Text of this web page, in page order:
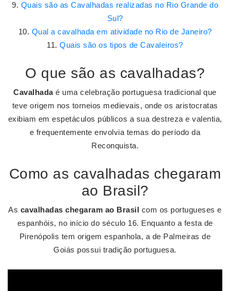
Quais são as Cavalhadas realizadas no Rio Grande do
Sul?
Qual a cavalhada em atividade no Rio de Janeiro?
Quais são os tipos de Cavaleiros?
O que são as cavalhadas?
Cavalhadaé uma celebração portuguesa tradicional que
teve origem nos torneios medievais, onde os aristocratas
exibiam em espetáculos públicos a sua destreza e valentia,
e frequentemente envolvia temas do período da
Reconquista.
Como as cavalhadas chegaram
ao Brasil?
As cavalhadas chegaram ao Brasil com os portugueses e
espanhóis, no início do século 16. Enquanto a festa de
Pirenópolis tem origem espanhola, a de Palmeiras de
Goiás possui tradição portuguesa.